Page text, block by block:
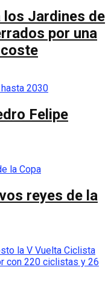
los Jardines de
por una
Felipe
reyes de la